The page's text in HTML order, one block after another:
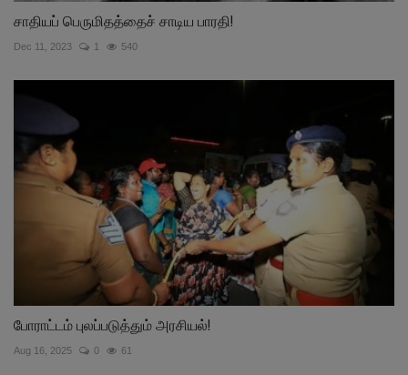
சாதியப் பெருமிதத்தைச் சாடிய பாரதி!
Dec 11, 2023 1 540
போராட்டம் புலப்படுத்தும் அரசியல்!
Aug 16, 2025 0 61